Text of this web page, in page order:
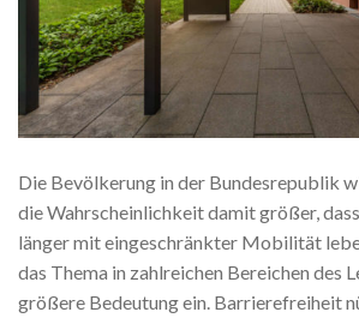
Die Bevölkerung in der Bundesrepublik
die Wahrscheinlichkeit damit größer,
länger mit eingeschränkter Mobilität
das Thema in zahlreichen Bereichen des
größere Bedeutung ein. Barrierefreiheit